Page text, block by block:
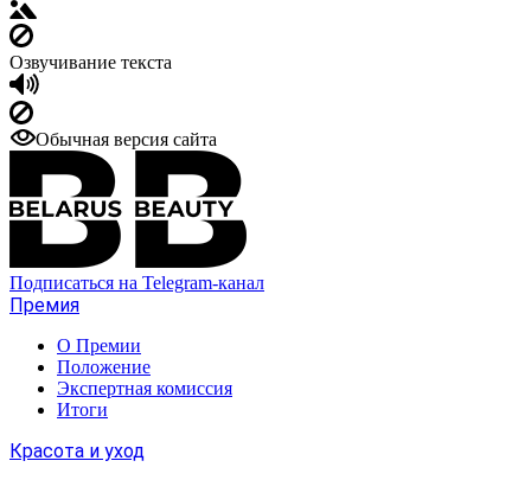
Озвучивание текста
Обычная версия сайта
Подписаться на Telegram-канал
Премия
О Премии
Положение
Экспертная комиссия
Итоги
Красота и уход